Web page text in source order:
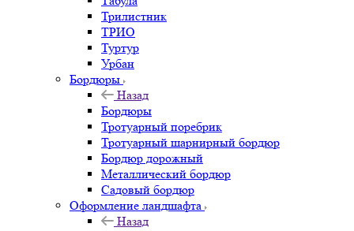
Трилистник
ТРИО
Туртур
Урбан
Бордюры
Назад
Бордюры
Тротуарный поребрик
Тротуарный шарнирный бордюр
Бордюр дорожный
Металлический бордюр
Садовый бордюр
Оформление ландшафта
Назад